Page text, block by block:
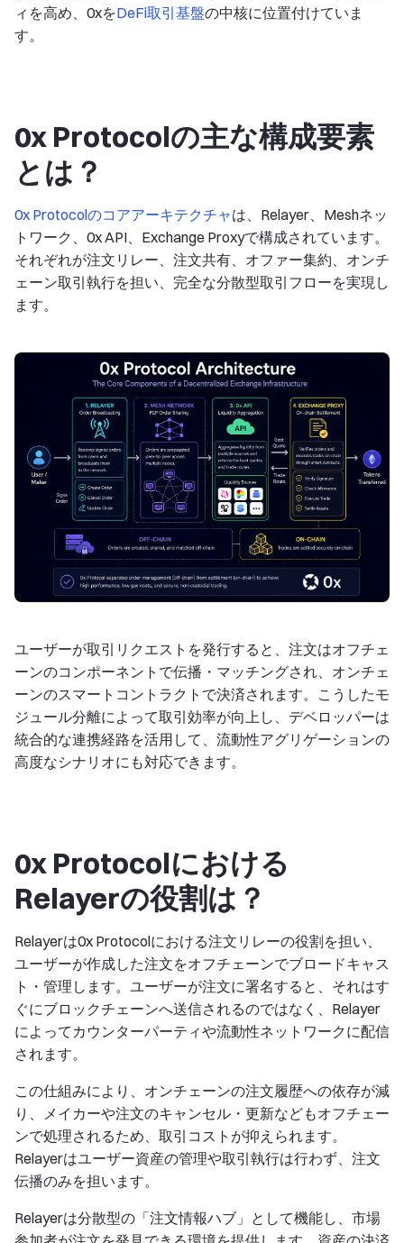
ィを高め、0xをDeFi取引基盤の中核に位置付けていま
す。
0x Protocolの主な構成要素
とは？
0x Protocolのコアアーキテクチャは、Relayer、Meshネッ
トワーク、0x API、Exchange Proxyで構成されています。
それぞれが注文リレー、注文共有、オファー集約、オンチ
ェーン取引執行を担い、完全な分散型取引フローを実現し
ます。
ユーザーが取引リクエストを発行すると、注文はオフチェ
ーンのコンポーネントで伝播・マッチングされ、オンチェ
ーンのスマートコントラクトで決済されます。こうしたモ
ジュール分離によって取引効率が向上し、デベロッパーは
統合的な連携経路を活用して、流動性アグリゲーションの
高度なシナリオにも対応できます。
0x Protocolにおける
Relayerの役割は？
Relayerは0x Protocolにおける注文リレーの役割を担い、
ユーザーが作成した注文をオフチェーンでブロードキャス
ト・管理します。ユーザーが注文に署名すると、それはす
ぐにブロックチェーンへ送信されるのではなく、Relayer
によってカウンターパーティや流動性ネットワークに配信
されます。
この仕組みにより、オンチェーンの注文履歴への依存が減
り、メイカーや注文のキャンセル・更新などもオフチェー
ンで処理されるため、取引コストが抑えられます。
Relayerはユーザー資産の管理や取引執行は行わず、注文
伝播のみを担います。
Relayerは分散型の「注文情報ハブ」として機能し、市場